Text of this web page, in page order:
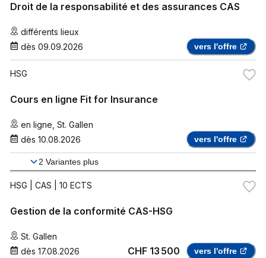
Droit de la responsabilité et des assurances CAS
différents lieux
dès 09.09.2026 vers l'offre
HSG
Cours en ligne Fit for Insurance
en ligne St. Gallen
dès 10.08.2026 vers l'offre
2 Variantes plus
HSG | CAS | 10 ECTS
Gestion de la conformité CAS-HSG
St. Gallen
dès 17.08.2026 CHF 13 500 vers l'offre